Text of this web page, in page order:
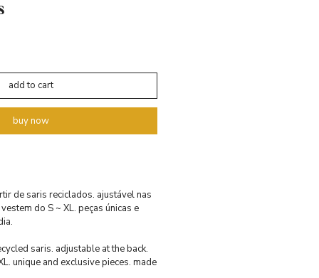
add to cart
buy now
de saris reciclados. ajustável nas
do S ~ XL. peças únicas e
saris. adjustable at the back.
unique and exclusive pieces. made